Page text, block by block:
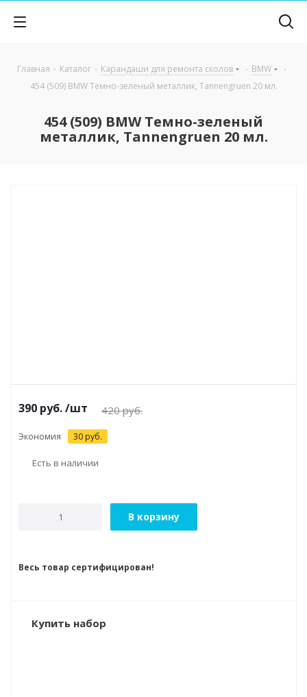
Главная - Каталог - Карандаши для ремонта сколов - BMW
-
454 (509) BMW Темно-зеленый металлик, Tannengruen 20 мл.
454 (509) BMW Темно-зеленый
металлик, Tannengruen 20 мл.
390 руб./шт 420руб.
Экономия 30 руб.
Есть в наличии
В корзину
Весь товар сертифицирован!
Купить набор